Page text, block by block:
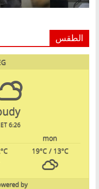
الطقس
6:26 am
mon
19°C/ 13°C
°C
by